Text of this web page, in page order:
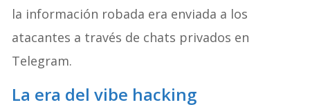
la información robada era enviada a los
atacantes a través de chats privados en
Telegram.
La era del vibe hacking